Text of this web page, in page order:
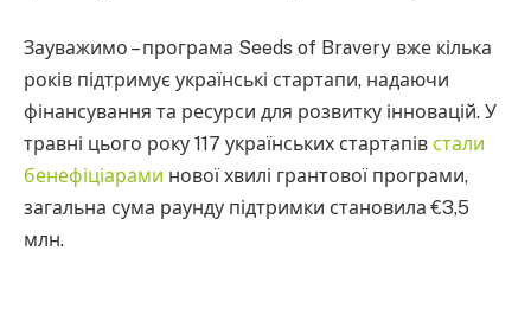
Зауважимо – програма Seeds of Bravery вже кілька
років підтримує українські стартапи, надаючи
фінансування та ресурси для розвитку інновацій. У
травні цього року 117 українських стартапів стали
бенефіціарами нової хвилі грантової програми,
загальна сума раунду підтримки становила €3,5
млн.